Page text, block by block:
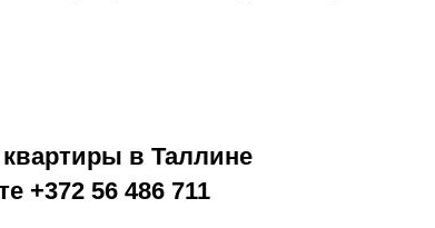
в Таллине
+372 56 486 711